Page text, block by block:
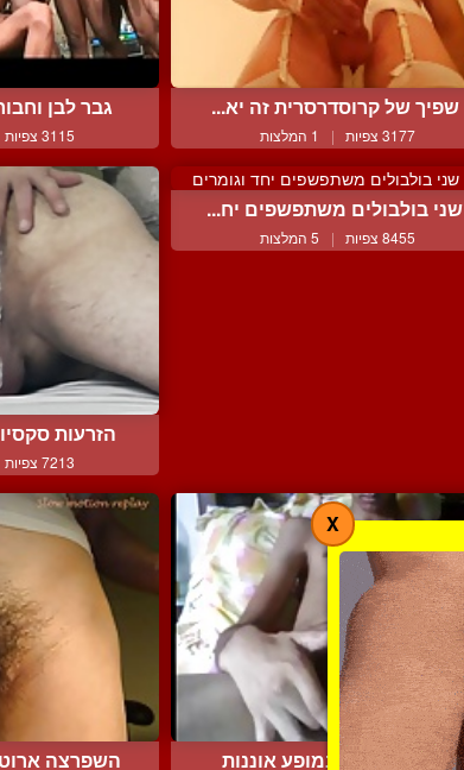
שפיך של קרוסדרסרית זה יא...
3177 צפיות | 1 המלצות
גבר לבן
3115 צפיות
שני בולבולים משתפשפים יח...
8455 צפיות | 5 המלצות
הזרעות
7213 צפיות
מרוקאי צעיר במופע אוננות השפרצה
X